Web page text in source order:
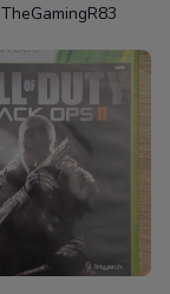
TheGamingR83